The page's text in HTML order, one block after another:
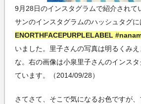
9月28日のインスタグラムで紹介されて
サンのインスタグラムのハッシュタグに
ENORTHFACEPURPLELABEL
いました。里子さんの写真は明るくみ
な。右の画像は小泉里子さんのインス
ています。（2014/09/28）
さてさて、そこで気になるお色ですが